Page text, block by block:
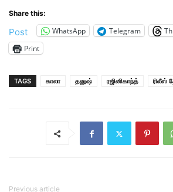
Share this:
Post WhatsApp Telegram
Print
TAGS காலா தனுஷ் ரஜினிகாந்த் ரிலீஸ்
Previous article